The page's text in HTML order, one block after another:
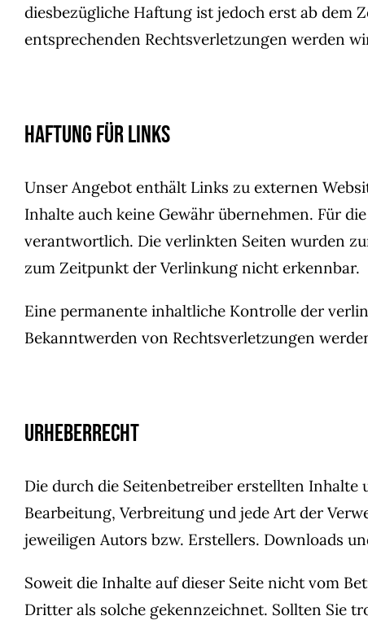
diesbezügliche Haftung ist jedoch erst ab dem
entsprechenden Rechtsverletzungen werden
Haftung für Links
Unser Angebot enthält Links zu externen
Inhalte auch keine Gewähr übernehmen. Für
verantwortlich. Die verlinkten Seiten wurden
zum Zeitpunkt der Verlinkung nicht erkennbar.
Eine permanente inhaltliche Kontrolle der
Bekanntwerden von Rechtsverletzungen
Urheberrecht
Die durch die Seitenbetreiber erstellten Inhalte
Bearbeitung, Verbreitung und jede Art der
jeweiligen Autors bzw. Erstellers. Downloads
Soweit die Inhalte auf dieser Seite nicht vom
Dritter als solche gekennzeichnet. Sollten Sie